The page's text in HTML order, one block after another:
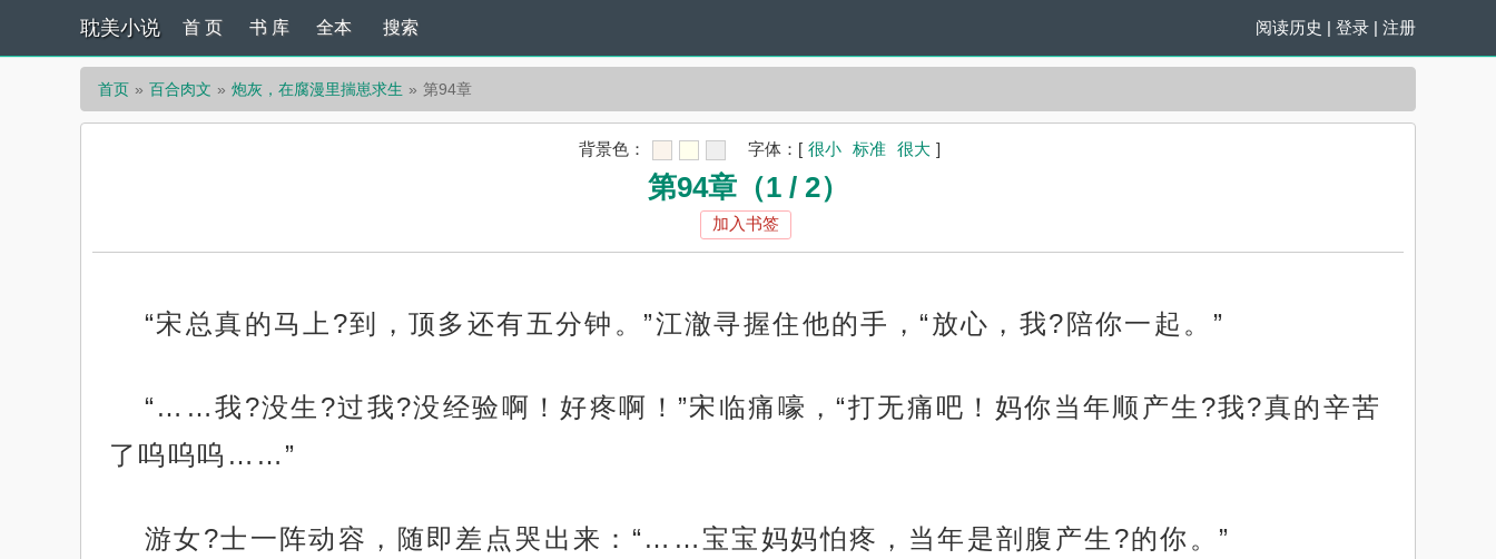
耽美小说 阅读历史 | 登录 | 注册
首 页 书 库 全本 搜索
首页 百合肉文 炮灰，在腐漫里揣崽求生 第94章
背景色： 字体： [ 很小 标准 很大 ]
第94章（1 / 2）
加入书签
“宋总真的马上?到，顶多还有五分钟。”江澈寻握住他的手，“放心，我?陪你一起。”
“……我?没生?过我?没经验啊！好疼啊！”宋临痛嚎，“打无痛吧！妈你当年顺产生?我?真的辛苦
了呜呜呜……”
游女?士一阵动容，随即差点哭出来：“……宝宝妈妈怕疼，当年是剖腹产生?的你。”